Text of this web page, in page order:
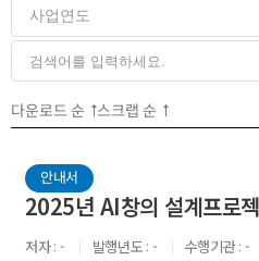
다운로드 순 스크랩 순
안내서
2025년 AI창의 설계프로
저자 - 발행년도 - 수행기관 -